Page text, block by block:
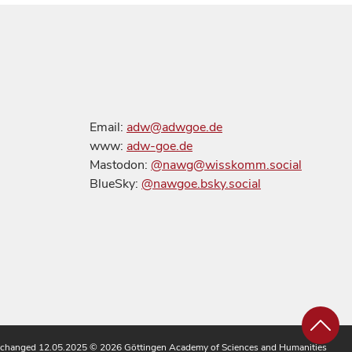
Email: adw@adwgoe.de
www: adw-goe.de
Mastodon: @nawg@wisskomm.social
BlueSky: @nawgoe.bsky.social
12.05.2025© 2026 Göttingen Academy of Sciences and Humanities